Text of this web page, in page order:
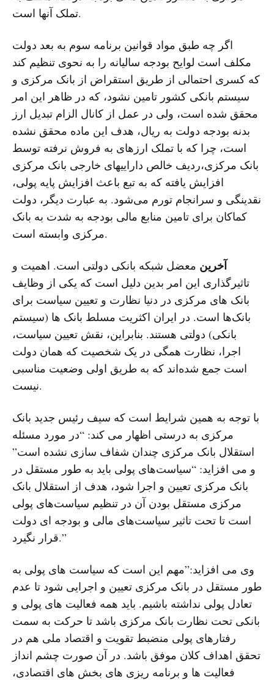
تملک آنها است.
اگر چه طبق مواد قوانین برنامه سوم به بعد دولت
مکلف است لوایح بودجه‌ سالیانه را به نحوی تنظیم کند
که کسری احتمالی از طریق استقراض از بانک مرکزی و
سیستم بانکی کشور تامین نشود، که در ظاهر این امر
محقق شده است، ولی در عمل از کانال الزام تبدیل ارز
بدنه بودجه دولت به ریال، هدف این ماده محقق نشده
است، چرا که با تملک ارزهای به فروش نرفته توسط
بانک مرکزی،‌ردیف خالص داراییهای خارجی بانک مرکزی
افزایش یافته که به تبع باعث افزایش پایه پولی،
‌نقدینگی و سرانجام تورم می‌شود. به عبارت دیگر، دولت
کماکان برای تامین منابع مالی بودجه به ‌شدت به بانک
مرکزی وابسته است.
آخرین معضل شبکه بانکی دولتی است. ‌اهمیت و
تاثیرگذاری این امر بدین دلیل است که یکی از وظایف
بانک های مرکزی در دنیا نظارت و تعیین سیاست برای
بانک‌ها است. در ایران اکثریت مسلط بانک ها (سیستم
بانکی) دولتی هستند. بنابراین، نقش تعیین سیاست،
اجرا، نظارت همگی در یک شخصیت که همان دولت
است جمع شده‌اند که به طریق اولی وضعیت مناسبی
نیست.
با توجه به همین شرایط است که سیف رئیس جدید بانک
مرکزی به درستی اظهار می کند: “در مورد مسئله
استقلال بانک مرکزی چندان شفاف سازی نشده است”
و می افزاید: “سیاست‌های پولی باید به طور مستقل در
بانک مرکزی تعیین و اجرا شود، هدف از استقلال بانک
مرکزی مستقل بودن آن در تنظیم سیاست‌های پولی
است تا تحت تاثیر سیاست‌های مالی و بودجه ای دولت
قرار نگیرد.”
وی می افزاید:”مهم این است که سیاست های پولی به
طور مستقل در بانک مرکزی تعیین و اجرایی شود تا عدم
تعادل پولی نداشته باشیم. باید همه فعالیت های پولی و
بانکی تحت نظارت بانک مرکزی باشد تا حرکت به سمت
رفتارهای پولی منضبط تقویت و اقتصاد ملی هم در
تحقق اهداف کلان موفق باشد. در آن صورت چشم انداز
فعالیت ها و برنامه ریزی های بخش های اقتصادی،